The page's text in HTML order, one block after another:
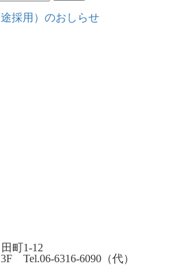
採用）のおしらせ
町1-12
Tel.06-6316-6090（代）